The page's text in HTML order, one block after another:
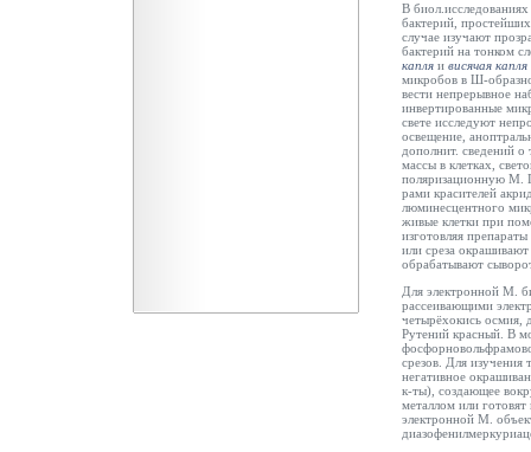
В
бактерий,
случае изучают
бактерий на тонком
капля и висячая капля
микробов в Ш-
вести непрерывное
инвертированные
свете исследуют
освещение,
дополнит. сведений
массы в клетках,
поляризационную М.
рами красителей
люминесцентного
живые клетки при
изготовляя
или среза
обрабатывают
Для электронной М.
рассеивающими
четырёхокись осмия,
Рутений красный. В
срезов. Для изучения
негативное
к-ты), создающее
металлом или
электронной М.